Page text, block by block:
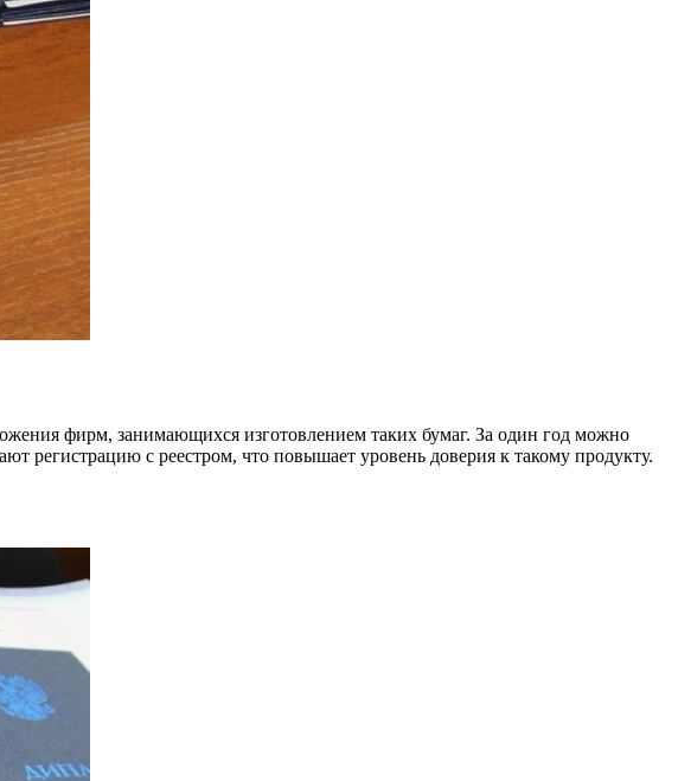
фирм, занимающихся изготовлением таких бумаг. За один год можно
регистрацию с реестром, что повышает уровень доверия к такому продукту.